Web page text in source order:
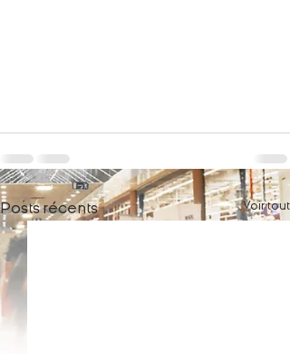
Posts récents Voir tout